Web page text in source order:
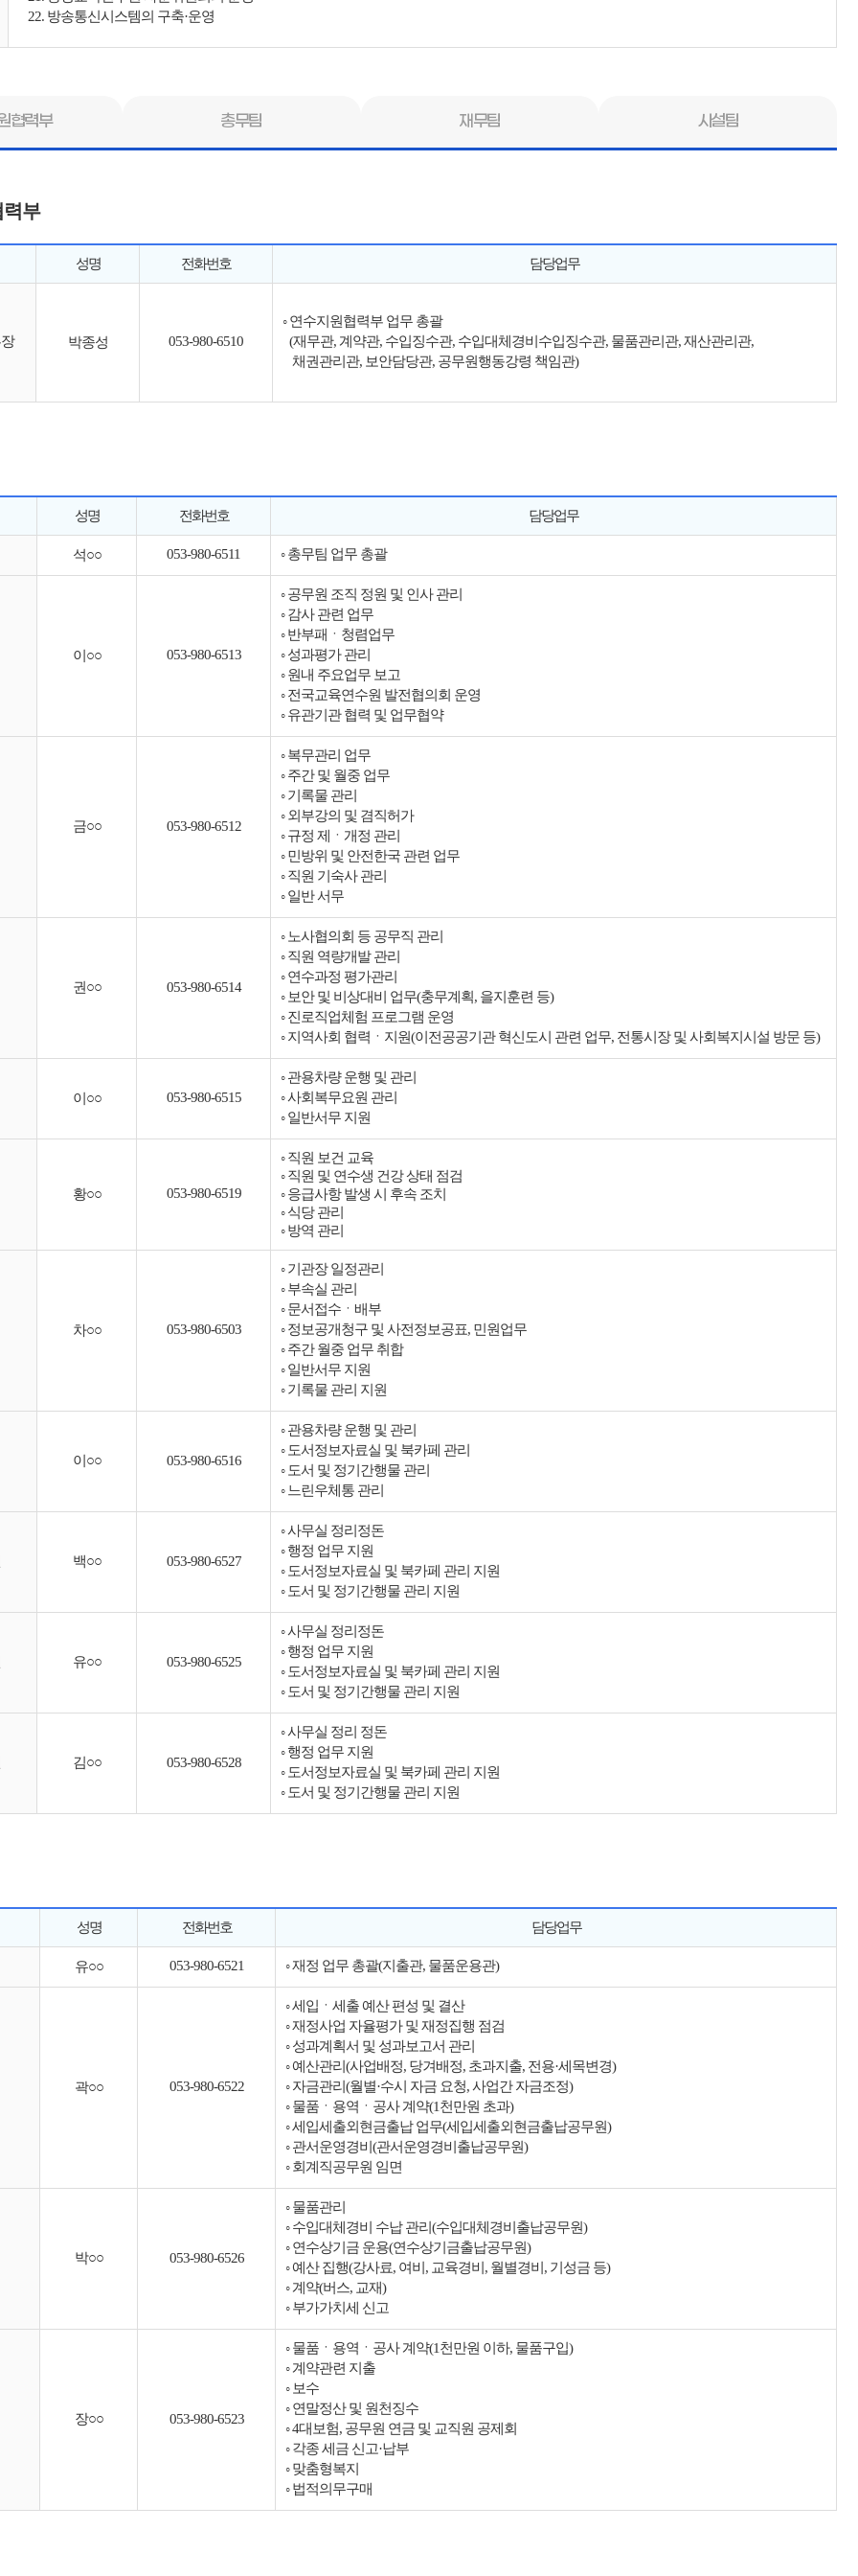
22. 방송통신시스템의 구축·운영
협력부 총무팀 재무팀 시설팀
력부
성명 전화번호 담당업무
박종성 053-980-6510
◦ 연수지원협력부 업무 총괄
(재무관, 계약관, 수입징수관, 수입대체경비수입징수관, 물품관리관, 재산관리관,
채권관리관, 보안담당관, 공무원행동강령 책임관)
성명 전화번호 담당업무
석○○ 053-980-6511 ◦ 총무팀 업무 총괄
이○○ 053-980-6513
◦ 공무원 조직 정원 및 인사 관리
◦ 감사 관련 업무
◦ 반부패ㆍ청렴업무
◦ 성과평가 관리
◦ 원내 주요업무 보고
◦ 전국교육연수원 발전협의회 운영
◦ 유관기관 협력 및 업무협약
금○○ 053-980-6512
◦ 복무관리 업무
◦ 주간 및 월중 업무
◦ 기록물 관리
◦ 외부강의 및 겸직허가
◦ 규정 제ㆍ개정 관리
◦ 민방위 및 안전한국 관련 업무
◦ 직원 기숙사 관리
◦ 일반 서무
권○○ 053-980-6514
◦ 노사협의회 등 공무직 관리
◦ 직원 역량개발 관리
◦ 연수과정 평가관리
◦ 보안 및 비상대비 업무(충무계획, 을지훈련 등)
◦ 진로직업체험 프로그램 운영
◦ 지역사회 협력ㆍ지원(이전공공기관 혁신도시 관련 업무, 전통시장 및 사회복지시설 방문 등)
이○○ 053-980-6515
◦ 관용차량 운행 및 관리
◦ 사회복무요원 관리
◦ 일반서무 지원
황○○ 053-980-6519
◦ 직원 보건 교육
◦ 직원 및 연수생 건강 상태 점검
◦ 응급사항 발생 시 후속 조치
◦ 식당 관리
◦ 방역 관리
차○○ 053-980-6503
◦ 기관장 일정관리
◦ 부속실 관리
◦ 문서접수ㆍ배부
◦ 정보공개청구 및 사전정보공표, 민원업무
◦ 주간 월중 업무 취합
◦ 일반서무 지원
◦ 기록물 관리 지원
이○○ 053-980-6516
◦ 관용차량 운행 및 관리
◦ 도서정보자료실 및 북카페 관리
◦ 도서 및 정기간행물 관리
◦ 느린우체통 관리
백○○ 053-980-6527
◦ 사무실 정리정돈
◦ 행정 업무 지원
◦ 도서정보자료실 및 북카페 관리 지원
◦ 도서 및 정기간행물 관리 지원
유○○ 053-980-6525
◦ 사무실 정리정돈
◦ 행정 업무 지원
◦ 도서정보자료실 및 북카페 관리 지원
◦ 도서 및 정기간행물 관리 지원
김○○ 053-980-6528
◦ 사무실 정리 정돈
◦ 행정 업무 지원
◦ 도서정보자료실 및 북카페 관리 지원
◦ 도서 및 정기간행물 관리 지원
성명 전화번호 담당업무
유○○ 053-980-6521 ◦ 재정 업무 총괄(지출관, 물품운용관)
곽○○ 053-980-6522
◦ 세입ㆍ세출 예산 편성 및 결산
◦ 재정사업 자율평가 및 재정집행 점검
◦ 성과계획서 및 성과보고서 관리
◦ 예산관리(사업배정, 당겨배정, 초과지출, 전용·세목변경)
◦ 자금관리(월별·수시 자금 요청, 사업간 자금조정)
◦ 물품ㆍ용역ㆍ공사 계약(1천만원 초과)
◦ 세입세출외현금출납 업무(세입세출외현금출납공무원)
◦ 관서운영경비(관서운영경비출납공무원)
◦ 회계직공무원 임면
박○○ 053-980-6526
◦ 물품관리
◦ 수입대체경비 수납 관리(수입대체경비출납공무원)
◦ 연수상기금 운용(연수상기금출납공무원)
◦ 예산 집행(강사료, 여비, 교육경비, 월별경비, 기성금 등)
◦ 계약(버스, 교재)
◦ 부가가치세 신고
장○○ 053-980-6523
◦ 물품ㆍ용역ㆍ공사 계약(1천만원 이하, 물품구입)
◦ 계약관련 지출
◦ 보수
◦ 연말정산 및 원천징수
◦ 4대보험, 공무원 연금 및 교직원 공제회
◦ 각종 세금 신고·납부
◦ 맞춤형복지
◦ 법적의무구매